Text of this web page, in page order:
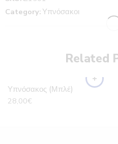
Category: Υπνόσακοι
Related
Υπνόσακος (Μπλέ)
28,00€